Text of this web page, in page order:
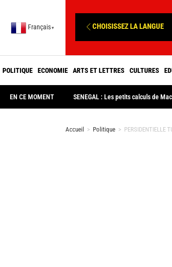
Français ▼ CHOISISSEZ LA LANGUE
POLITIQUE ECONOMIE ARTS ET LETTRES CULTURES
EN CE MOMENT SENEGAL : Les petits calculs de
Accueil > Politique > PERSIDENTIELLE